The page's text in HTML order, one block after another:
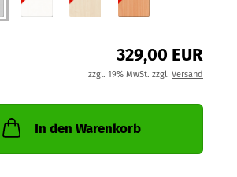
329,00 EUR
zzgl. 19% MwSt. zzgl. Versand
In den Warenkorb